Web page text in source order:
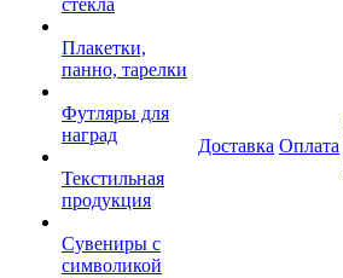
стекла
Плакетки,
панно, тарелки
Футляры для
наград
Текстильная
продукция
Сувениры с
символикой
Доставка Оплата